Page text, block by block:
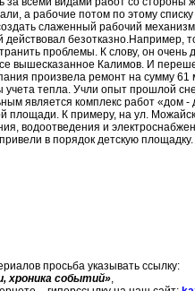
а рабочие потом по этому
слаженный рабочий
действовал безотказно.Например,
проблемы. К слову, он
вышесказанное Калимов. И
произвела ремонт на сумму
учета тепла. Учли опыт прошлой
является комплекс работ «дом
площади. К примеру, на ул.
водоотведения и
в порядок детскую
просьба указывать ссылку:
хроника событий»,